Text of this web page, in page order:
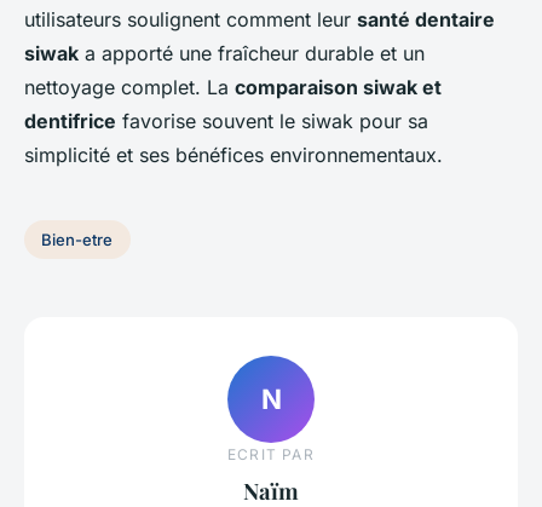
utilisateurs soulignent comment leur santé dentaire
siwak a apporté une fraîcheur durable et un
nettoyage complet. La comparaison siwak et
dentifrice favorise souvent le siwak pour sa
simplicité et ses bénéfices environnementaux.
Bien-etre
N
ECRIT PAR
Naïm